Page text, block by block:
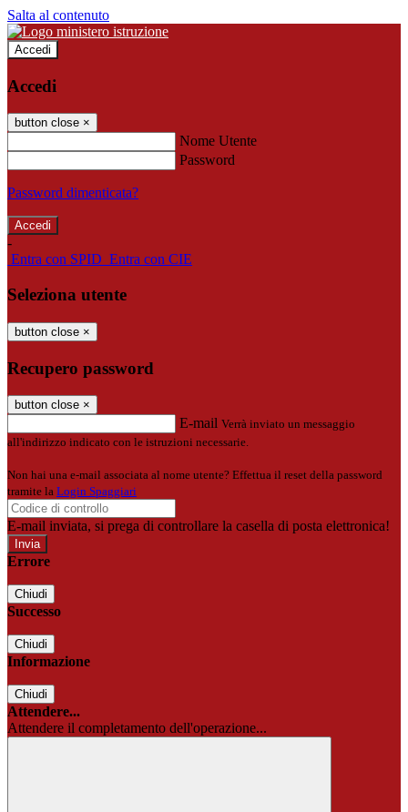
Salta al contenuto
Accedi
Accedi
button close ×
Nome Utente
Password
Password dimenticata?
-
Entra con SPID Entra con CIE
Seleziona utente
button close ×
Recupero password
button close ×
E-mail Verrà inviato un messaggio
all'indirizzo indicato con le istruzioni necessarie.
Non hai una e-mail associata al nome utente? Effettua il reset della password
tramite la Login Spaggiari
E-mail inviata, si prega di controllare la casella di posta elettronica!
Errore
Chiudi
Successo
Chiudi
Informazione
Chiudi
Attendere...
Attendere il completamento dell'operazione...